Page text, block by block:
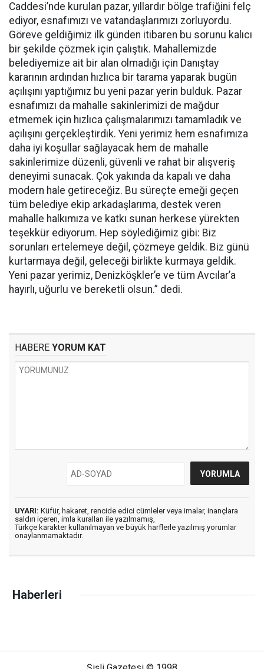
Caddesi’nde kurulan pazar, yıllardır bölge trafiğini felç
ediyor, esnafımızı ve vatandaşlarımızı zorluyordu.
Göreve geldiğimiz ilk günden itibaren bu sorunu kalıcı
bir şekilde çözmek için çalıştık. Mahallemizde
belediyemize ait bir alan olmadığı için Danıştay
kararının ardından hızlıca bir tarama yaparak bugün
açılışını yaptığımız bu yeni pazar yerin bulduk. Pazar
esnafımızı da mahalle sakinlerimizi de mağdur
etmemek için hızlıca çalışmalarımızı tamamladık ve
açılışını gerçekleştirdik. Yeni yerimiz hem esnafımıza
daha iyi koşullar sağlayacak hem de mahalle
sakinlerimize düzenli, güvenli ve rahat bir alışveriş
deneyimi sunacak. Çok yakında da kapalı ve daha
modern hale getireceğiz. Bu süreçte emeği geçen
tüm belediye ekip arkadaşlarıma, destek veren
mahalle halkımıza ve katkı sunan herkese yürekten
teşekkür ediyorum. Hep söylediğimiz gibi: Biz
sorunları ertelemeye değil, çözmeye geldik. Biz günü
kurtarmaya değil, geleceği birlikte kurmaya geldik.
Yeni pazar yerimiz, Denizköşkler’e ve tüm Avcılar’a
hayırlı, uğurlu ve bereketli olsun.” dedi.
HABERE YORUM KAT
UYARI: Küfür, hakaret, rencide edici cümleler veya imalar, inançlara
saldırı içeren, imla kuralları ile yazılmamış,
Türkçe karakter kullanılmayan ve büyük harflerle yazılmış yorumlar
onaylanmamaktadır.
Haberleri